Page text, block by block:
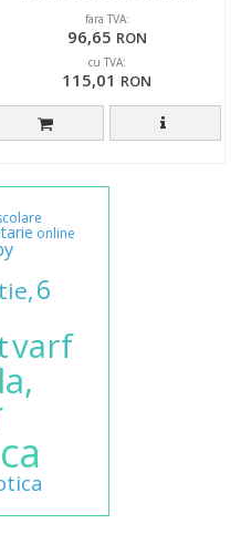
fara TVA:
96,65 RON
cu TVA:
115,01 RON
online
6
varf